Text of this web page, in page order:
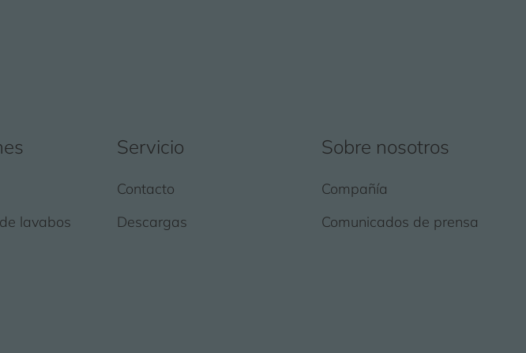
lavabos
Servicio
Contacto
Descargas
Sobre nosotros
Compañía
Comunicados de prensa